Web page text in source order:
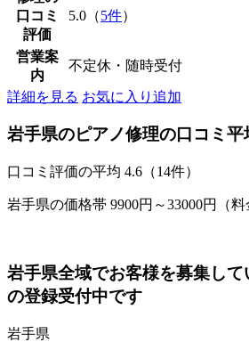
口コミ
評価
5.0（5件）
営業案
内
不定休・随時受付
詳細を見る お気に入り追加
岩手県のピアノ修理の口コミ平
口コミ評価の平均 4.6（14件）
岩手県の価格帯 9900円～33000円（料
岩手県全域でお客様を募集し
の登録受付中です
岩手県